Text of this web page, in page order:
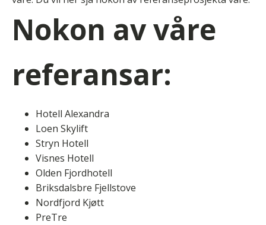
Nokon av våre
referansar:
Hotell Alexandra
Loen Skylift
Stryn Hotell
Visnes Hotell
Olden Fjordhotell
Briksdalsbre Fjellstove
Nordfjord Kjøtt
PreTre